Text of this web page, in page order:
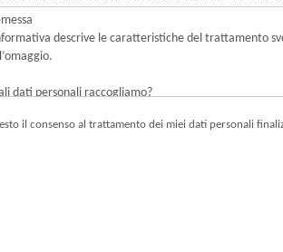
il consenso al trattamento dei miei dati personali